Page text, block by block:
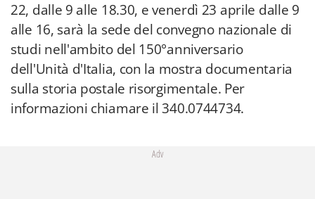
22, dalle 9 alle 18.30, e venerdì 23 aprile dalle 9
alle 16, sarà la sede del convegno nazionale di
studi nell'ambito del 150°anniversario
dell'Unità d'Italia, con la mostra documentaria
sulla storia postale risorgimentale. Per
informazioni chiamare il 340.0744734.
Adv